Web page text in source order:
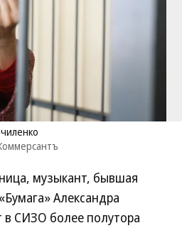
музыкант, бывшая
Александра
в СИЗО более полутора